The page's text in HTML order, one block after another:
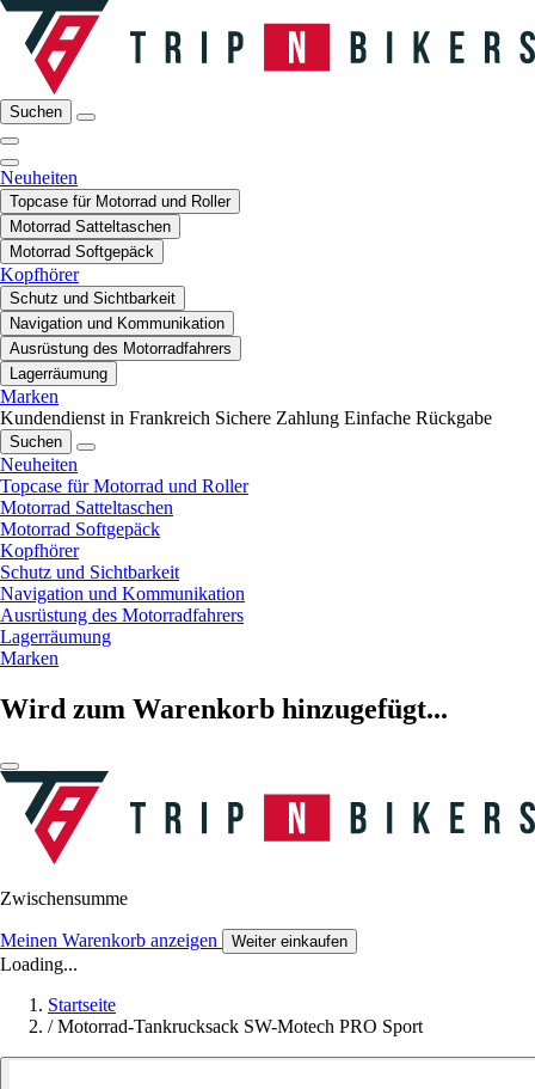
Suchen
Neuheiten
Topcase für Motorrad und Roller
Motorrad Satteltaschen
Motorrad Softgepäck
Kopfhörer
Schutz und Sichtbarkeit
Navigation und Kommunikation
Ausrüstung des Motorradfahrers
Lagerräumung
Marken
Kundendienst in Frankreich Sichere Zahlung Einfache Rückgabe
Suchen
Neuheiten
Topcase für Motorrad und Roller
Motorrad Satteltaschen
Motorrad Softgepäck
Kopfhörer
Schutz und Sichtbarkeit
Navigation und Kommunikation
Ausrüstung des Motorradfahrers
Lagerräumung
Marken
Wird zum Warenkorb hinzugefügt...
Zwischensumme
Meinen Warenkorb anzeigen Weiter einkaufen
Loading...
Startseite
/ Motorrad-Tankrucksack SW-Motech PRO Sport